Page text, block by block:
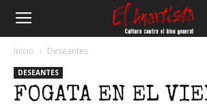
Anartista
Inicio Deseantes
DESEANTES
FOGATA EN EL